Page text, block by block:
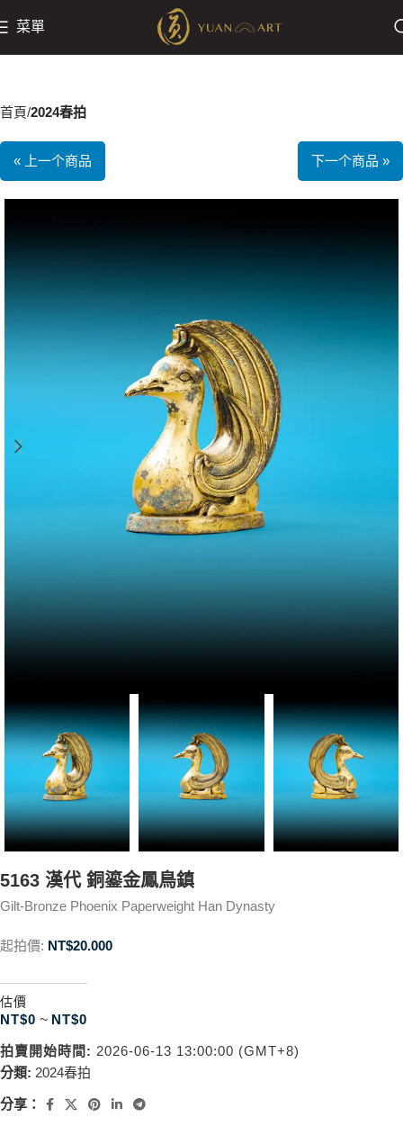
菜單
首頁 2024春拍
« 上一个商品 下一个商品 »
5163 漢代 銅鎏金鳳鳥鎮
Gilt-Bronze Phoenix Paperweight Han Dynasty
起拍價: NT$20.000
估價
NT$0 ~ NT$0
拍賣開始時間: 2026-06-13 13:00:00 (GMT+8)
分類: 2024春拍
分享：